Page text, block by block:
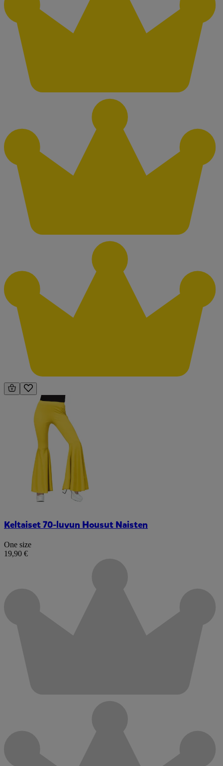
Keltaiset 70-luvun Housut Naisten
One size
19,90 €